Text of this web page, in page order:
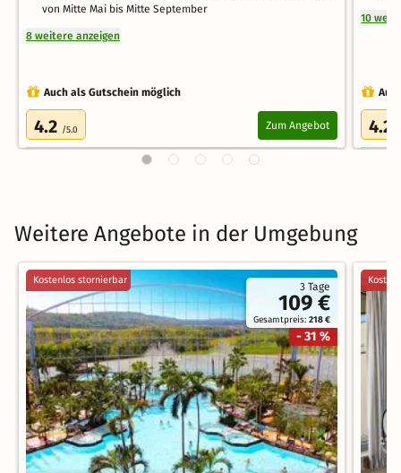
von Mitte Mai bis Mitte September
8 weitere anzeigen
Auch als Gutschein möglich
4.2 /5.0 Zum Angebot
10
4.2
Weitere Angebote in der Umgebung
3 Tage
109 €
Gesamtpreis:218 €
- 31 %
Kostenlos stornierbar